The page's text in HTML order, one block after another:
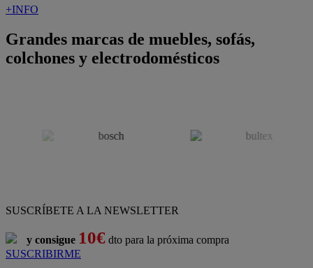
+INFO
Grandes marcas de muebles, sofás,
colchones y electrodomésticos
SUSCRÍBETE A LA NEWSLETTER
y consigue 10€ dto para la próxima compra
SUSCRIBIRME